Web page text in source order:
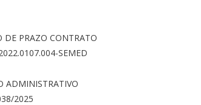
DE PRAZO CONTRATO
SEMED
ADMINISTRATIVO
2025